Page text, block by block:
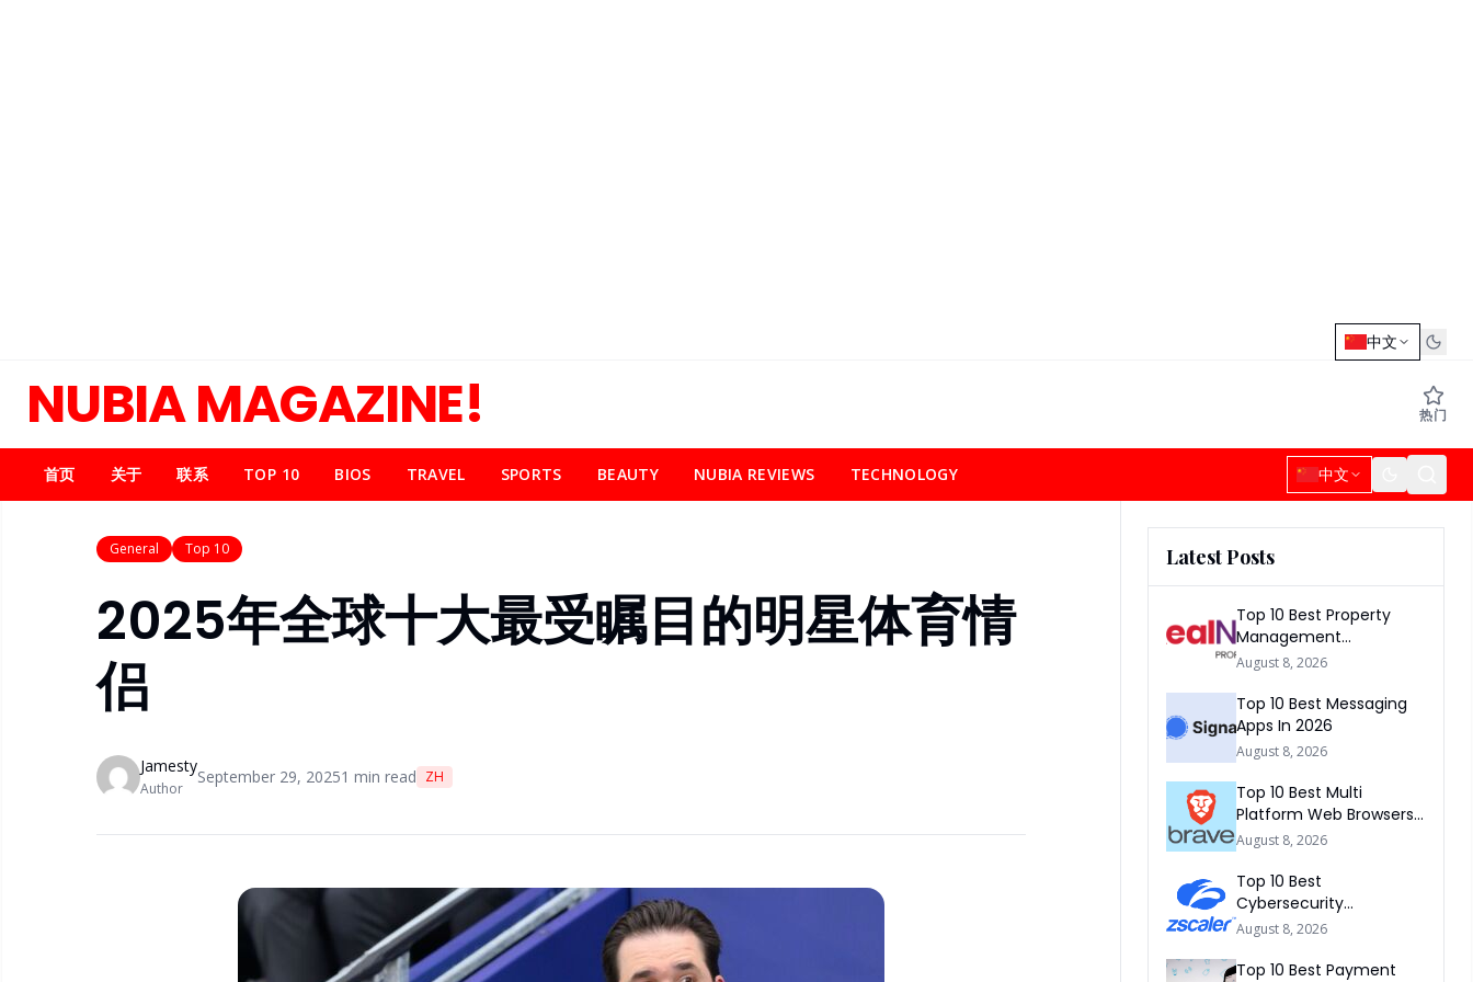
中文
NUBIA MAGAZINE! 热门
首页 关于 联系 TOP 10 BIOS TRAVEL SPORTS BEAUTY NUBIA REVIEWS TECHNOLOGY 中文
General Top 10
2025年全球十大最受瞩目的明星体育情
侣
Jamesty
Author
September 29, 20251 min read ZH
Latest Posts
Top 10 Best Property
Management
Companies In South
August 8, 2026
Top 10 Best Messaging
Apps In 2026
August 8, 2026
Top 10 Best Multi
Platform Web Browsers
In The world 2026
August 8, 2026
Top 10 Best
Cybersecurity
Companies In America
August 8, 2026
Top 10 Best Payment